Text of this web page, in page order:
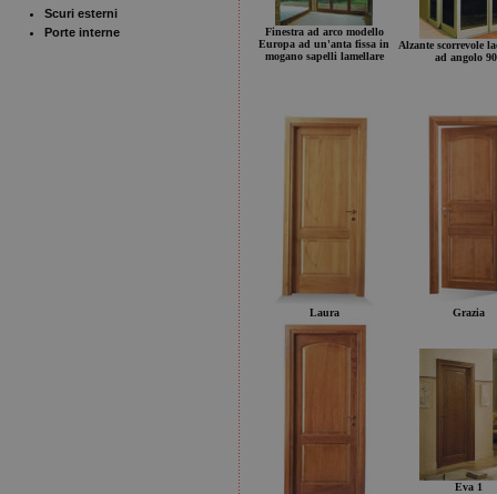
Scuri esterni
Porte interne
Finestra ad arco modello
Europa ad un'anta fissa in
mogano sapelli lamellare
Alzante scorrevole
ad angolo
Laura Grazia
Eva 1